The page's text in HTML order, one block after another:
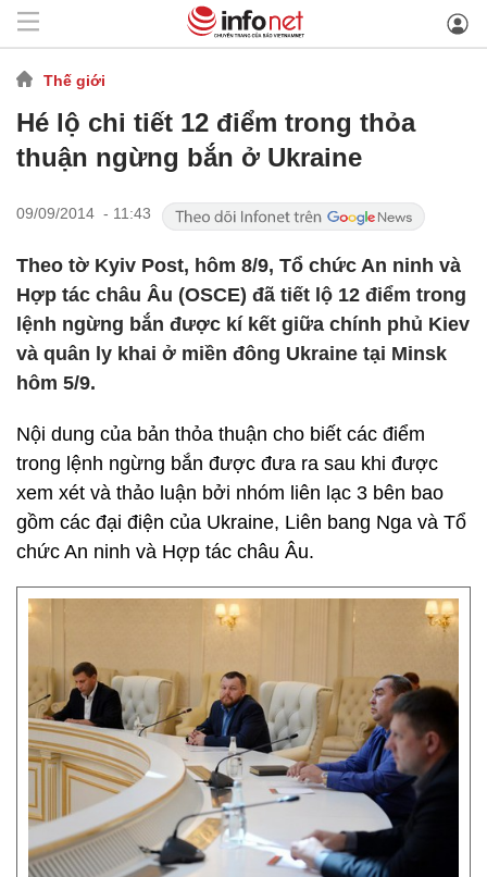
Thế giới
Hé lộ chi tiết 12 điểm trong thỏa
thuận ngừng bắn ở Ukraine
09/09/2014 - 11:43
Theo tờ Kyiv Post, hôm 8/9, Tổ chức An ninh và
Hợp tác châu Âu (OSCE) đã tiết lộ 12 điểm trong
lệnh ngừng bắn được kí kết giữa chính phủ Kiev
và quân ly khai ở miền đông Ukraine tại Minsk
hôm 5/9.
Nội dung của bản thỏa thuận cho biết các điểm
trong lệnh ngừng bắn được đưa ra sau khi được
xem xét và thảo luận bởi nhóm liên lạc 3 bên bao
gồm các đại điện của Ukraine, Liên bang Nga và Tổ
chức An ninh và Hợp tác châu Âu.